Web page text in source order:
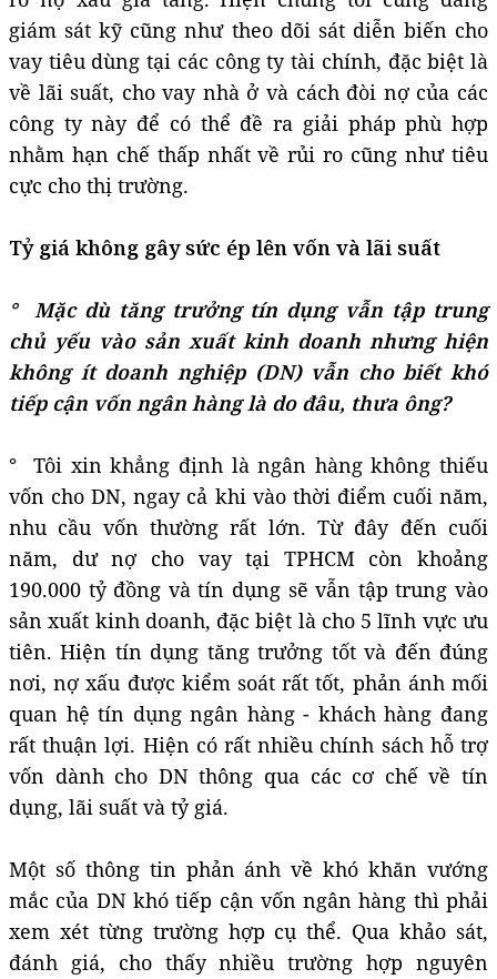
giám sát kỹ cũng như theo dõi sát diễn biến cho
vay tiêu dùng tại các công ty tài chính, đặc biệt là
về lãi suất, cho vay nhà ở và cách đòi nợ của các
công ty này để có thể đề ra giải pháp phù hợp
nhằm hạn chế thấp nhất về rủi ro cũng như tiêu
cực cho thị trường.
Tỷ giá không gây sức ép lên vốn và lãi suất
° Mặc dù tăng trưởng tín dụng vẫn tập trung
chủ yếu vào sản xuất kinh doanh nhưng hiện
không ít doanh nghiệp (DN) vẫn cho biết khó
tiếp cận vốn ngân hàng là do đâu, thưa ông?
° Tôi xin khẳng định là ngân hàng không thiếu
vốn cho DN, ngay cả khi vào thời điểm cuối năm,
nhu cầu vốn thường rất lớn. Từ đây đến cuối
năm, dư nợ cho vay tại TPHCM còn khoảng
190.000 tỷ đồng và tín dụng sẽ vẫn tập trung vào
sản xuất kinh doanh, đặc biệt là cho 5 lĩnh vực ưu
tiên. Hiện tín dụng tăng trưởng tốt và đến đúng
nơi, nợ xấu được kiểm soát rất tốt, phản ánh mối
quan hệ tín dụng ngân hàng - khách hàng đang
rất thuận lợi. Hiện có rất nhiều chính sách hỗ trợ
vốn dành cho DN thông qua các cơ chế về tín
dụng, lãi suất và tỷ giá.
Một số thông tin phản ánh về khó khăn vướng
mắc của DN khó tiếp cận vốn ngân hàng thì phải
xem xét từng trường hợp cụ thể. Qua khảo sát,
đánh giá, cho thấy nhiều trường hợp nguyên